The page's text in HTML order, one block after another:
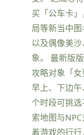
买「公车卡
局等新当中图
以及偶像美
象。 最新版
攻略对象「
早上、下边
个时段可挑
索地图与
着游戏的行